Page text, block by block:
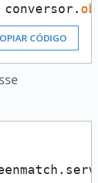
conversor.
CÓDIGO